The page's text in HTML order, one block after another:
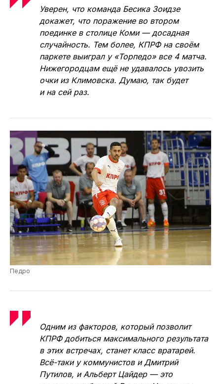
став лучшим бомбардиром предсезонного
турнира в Тюмени. Экс-нападающий
«Барселоны» уже в первых матчах
в Сыктывкаре забил 4 мяча и стал одним
из главных голеадоров суперлиги.
Уверен, что команда Бесика Зоидзе
докажет, что поражение во втором
поединке в столице Коми — досадная
случайность. Тем более, КПРФ на своём
паркете выиграл у «Торпедо» все 4 матча.
Нижегородцам ещё не удавалось увозить
очки из Климовска. Думаю, так будет
и на сей раз.